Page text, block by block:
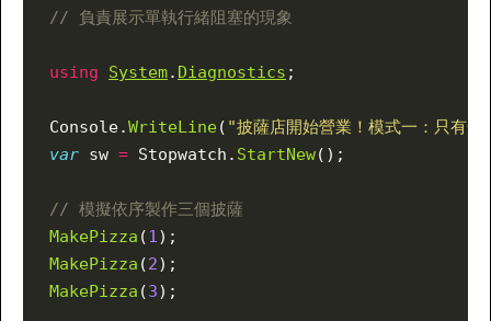
// 負責展示單執行緒阻塞的現象
using System. Diagnostics ;
Console.WriteLine( "披薩店開始營業！模式一：只有
var sw = Stopwatch. StartNew();
// 模擬依序製作三個披薩
MakePizza (1 );
MakePizza (2);
MakePizza (3);